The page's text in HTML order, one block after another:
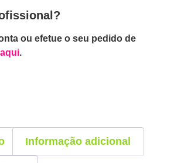
ou efetue o seu pedido de
aqui.
Informação adicional